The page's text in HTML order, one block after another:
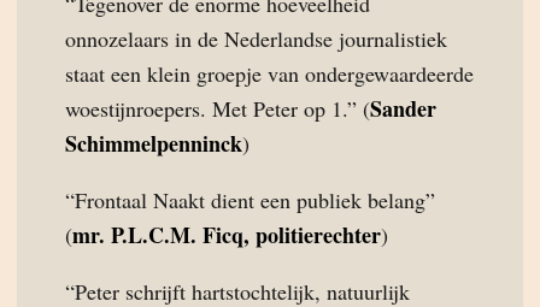
onnozelaars in de Nederlandse journalistiek
staat een klein groepje van ondergewaardeerde
woestijnroepers. Met Peter op 1.” (Sander
Schimmelpenninck)
“Frontaal Naakt dient een publiek belang”
(mr. P.L.C.M. Ficq, politierechter)
“Peter schrijft hartstochtelijk, natuurlijk